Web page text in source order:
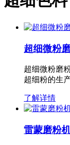
超细微粉
超细微粉磨
超细粉的生
了解详情
雷蒙磨粉